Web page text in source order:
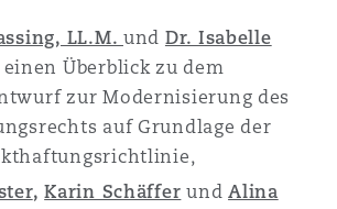
LL.M. und Dr. Isabelle
einen Überblick zu dem
zur Modernisierung des
auf Grundlage der
,Karin Schäffer undAlina